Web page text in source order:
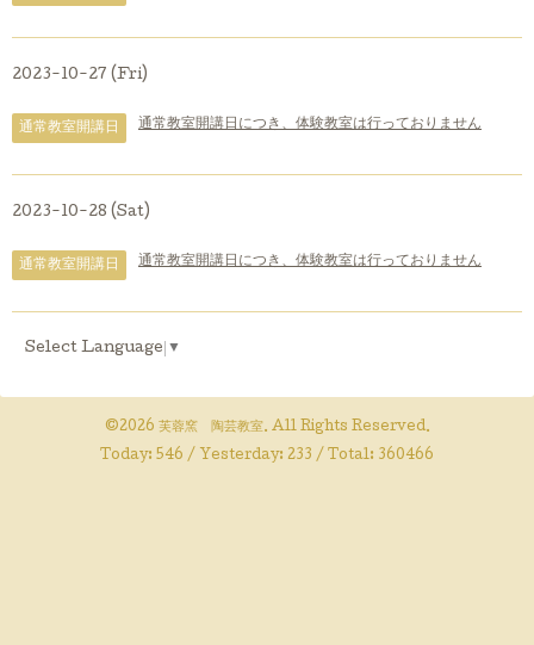
2023-10-27 (Fri)
通常教室開講日 通常教室開講日につき、体験教室は行っておりません
2023-10-28 (Sat)
通常教室開講日 通常教室開講日につき、体験教室は行っておりません
Select Language ▼
©2026 芙蓉窯 陶芸教室. All Rights Reserved.
Today: 546 / Yesterday: 233 / Total: 360466